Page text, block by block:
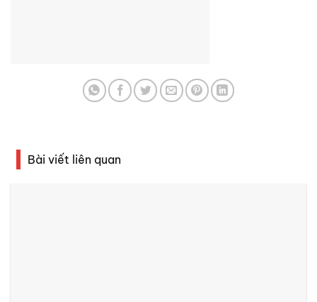
Bài viết liên quan